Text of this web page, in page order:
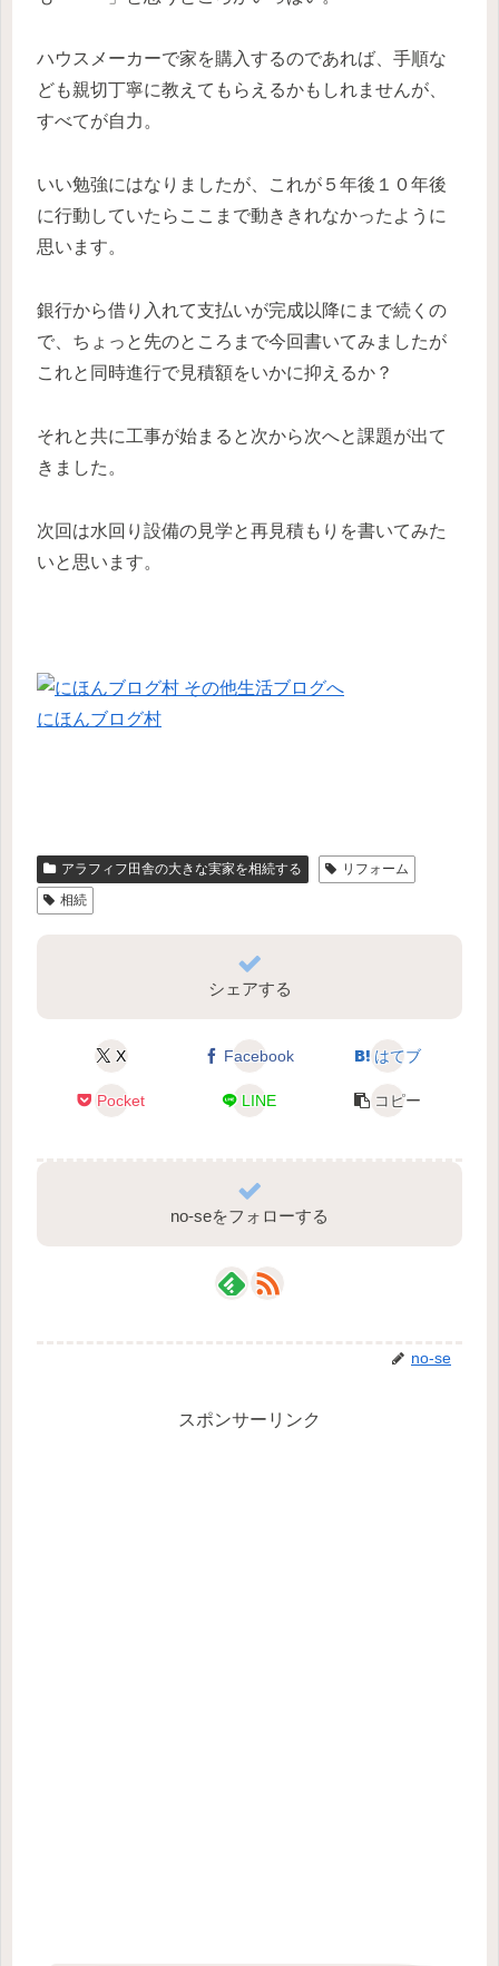
ハウスメーカーで家を購入するのであれば、手順な
ども親切丁寧に教えてもらえるかもしれませんが、
すべてが自力。
いい勉強にはなりましたが、これが５年後１０年後
に行動していたらここまで動ききれなかったように
思います。
銀行から借り入れて支払いが完成以降にまで続くの
で、ちょっと先のところまで今回書いてみましたが
これと同時進行で見積額をいかに抑えるか？
それと共に工事が始まると次から次へと課題が出て
きました。
次回は水回り設備の見学と再見積もりを書いてみた
いと思います。
にほんブログ村
アラフィフ田舎の大きな実家を相続する
リフォーム
相続
シェアする
X Facebook はてブ
Pocket LINE コピー
no-seをフォローする
no-se
スポンサーリンク